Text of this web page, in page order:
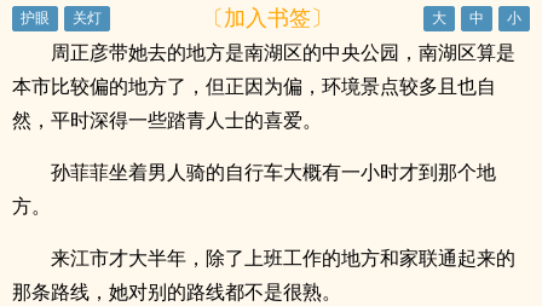
〔加入书签〕
周正彦带她去的地方是南湖区的中央公园，南湖区算是
本市比较偏的地方了，但正因为偏，环境景点较多且也自
然，平时深得一些踏青人士的喜爱。
孙菲菲坐着男人骑的自行车大概有一小时才到那个地
方。
来江市才大半年，除了上班工作的地方和家联通起来的
那条路线，她对别的路线都不是很熟。